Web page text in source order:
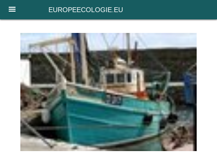
EUROPEECOLOGIE.EU